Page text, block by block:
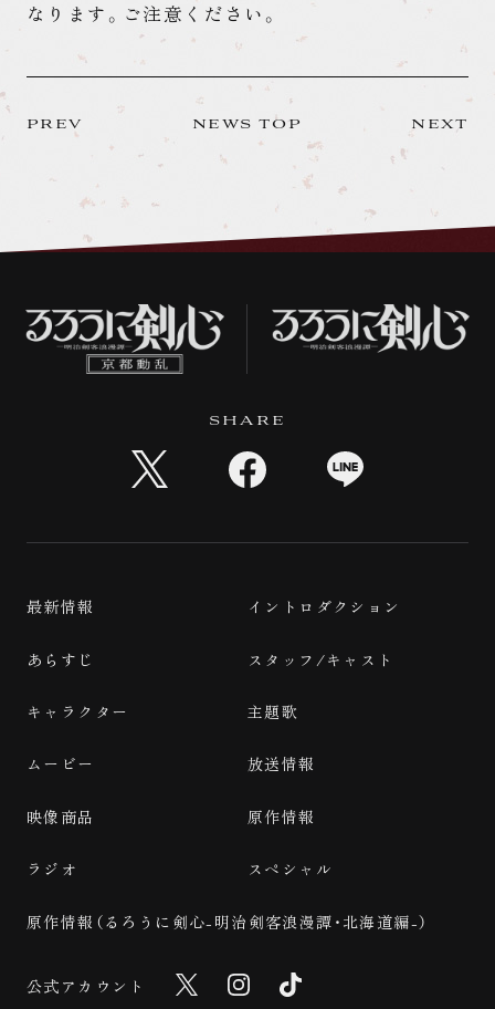
なります。ご注意ください。
PREV NEWS TOP NEXT
SHARE
最新情報 イントロダクション
あらすじ スタッフ/キャスト
キャラクター 主題歌
ムービー 放送情報
映像商品 原作情報
ラジオ スペシャル
原作情報（るろうに剣心-明治剣客浪漫譚・北海道編-）
公式アカウント